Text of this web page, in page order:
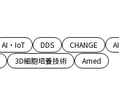
AI・IoT DDS CHANGE AI
3D細胞培養技術 Amed